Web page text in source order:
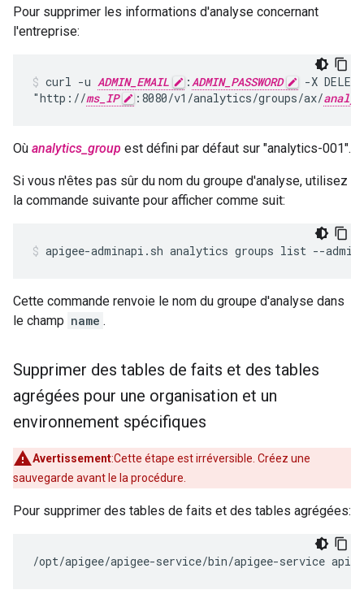
Pour supprimer les informations d'analyse concernant
l'entreprise:
curl -u ADMIN_EMAIL :ADMIN_PASSWORD
-X
"http://ms_IP :8080/v1/analytics/groups/ax/
Où analytics_group est défini par défaut sur "analytics-001".
Si vous n'êtes pas sûr du nom du groupe d'analyse, utilisez
la commande suivante pour afficher comme suit:
apigee-adminapi.sh analytics groups list --
Cette commande renvoie le nom du groupe d'analyse dans
le champ name .
Supprimer des tables de faits et des tables
agrégées pour une organisation et un
environnement spécifiques
Avertissement:Cette étape est irréversible. Créez une
sauvegarde avant le la procédure.
Pour supprimer des tables de faits et des tables agrégées:
/opt/apigee/apigee-service/bin/apigee-service